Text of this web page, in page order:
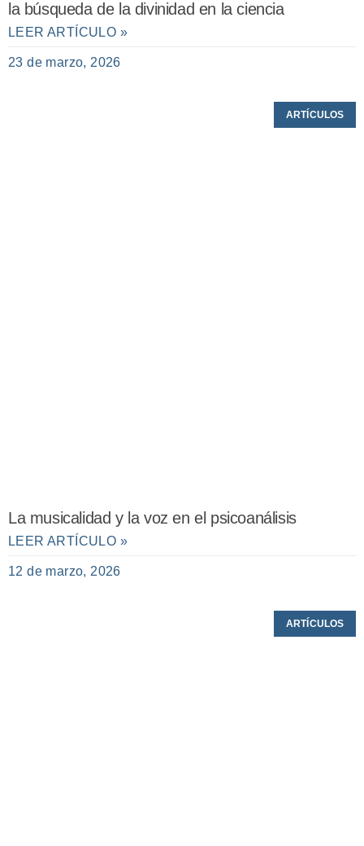
la búsqueda de la divinidad en la ciencia
LEER ARTÍCULO »
23 de marzo, 2026
ARTÍCULOS
La musicalidad y la voz en el psicoanálisis
LEER ARTÍCULO »
12 de marzo, 2026
ARTÍCULOS